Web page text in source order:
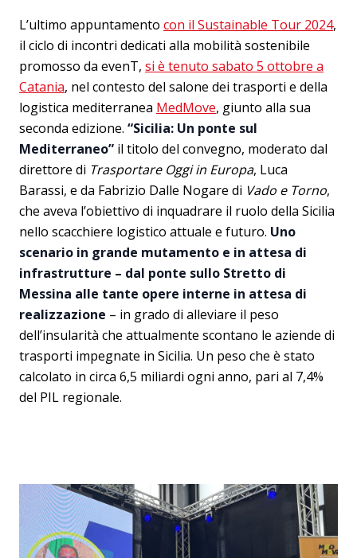
L’ultimo appuntamento con il Sustainable Tour 2024,
il ciclo di incontri dedicati alla mobilità sostenibile
promosso da evenT, si è tenuto sabato 5 ottobre a
Catania, nel contesto del salone dei trasporti e della
logistica mediterranea MedMove, giunto alla sua
seconda edizione. “Sicilia: Un ponte sul
Mediterraneo” il titolo del convegno, moderato dal
direttore di Trasportare Oggi in Europa, Luca
Barassi, e da Fabrizio Dalle Nogare di Vado e Torno,
che aveva l’obiettivo di inquadrare il ruolo della Sicilia
nello scacchiere logistico attuale e futuro. Uno
scenario in grande mutamento e in attesa di
infrastrutture – dal ponte sullo Stretto di
Messina alle tante opere interne in attesa di
realizzazione – in grado di alleviare il peso
dell’insularità che attualmente scontano le aziende di
trasporti impegnate in Sicilia. Un peso che è stato
calcolato in circa 6,5 miliardi ogni anno, pari al 7,4%
del PIL regionale.